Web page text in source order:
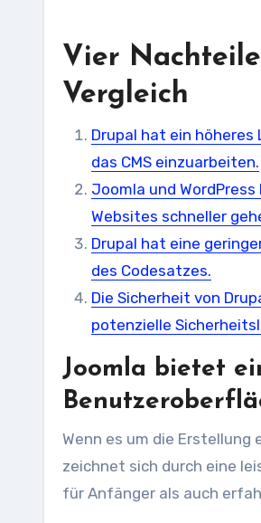
Vier
Vergleich
Drupal hat ein höheres
das CMS einzuarbeiten.
Joomla und
Websites schneller
Drupal hat eine
des Codesatzes.
Die Sicherheit von
potenzielle
Joomla bietet
Wenn es um die
zeichnet sich durch eine
für Anfänger als auch